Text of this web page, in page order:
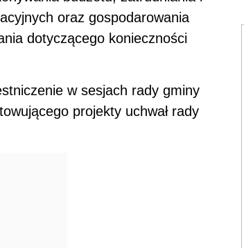
oraz gospodarowania
dotyczącego konieczności
w sesjach rady gminy
projekty uchwał rady